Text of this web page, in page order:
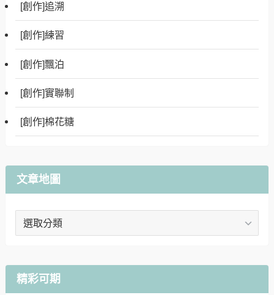
[創作]追溯
[創作]練習
[創作]飄泊
[創作]實聯制
[創作]棉花糖
文章地圖
文
圖
精彩可期